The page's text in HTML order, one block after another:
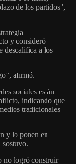
de los partidos”,
y consideró
descalifica a los
afirmó.
sociales están
indicando que
tradicionales
y lo ponen en
sostuvo.
no logró construir